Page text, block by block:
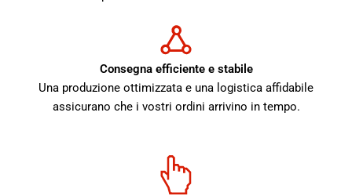
Consegna efficiente e stabile
Una produzione ottimizzata e una logistica affidabile
assicurano che i vostri ordini arrivino in tempo.